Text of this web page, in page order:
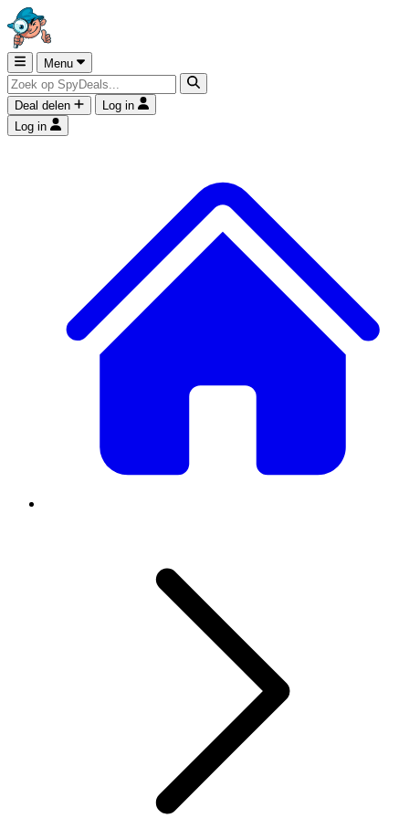
Menu
Deal delen
Log in
Log in